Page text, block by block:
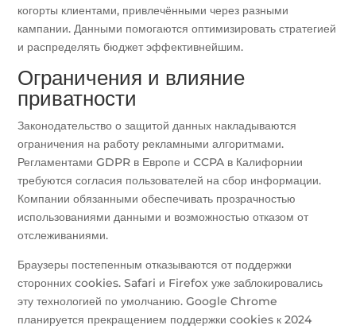
когорты клиентами, привлечёнными через разными
кампании. Данными помогаются оптимизировать стратегией
и распределять бюджет эффективнейшим.
Ограничения и влияние
приватности
Законодательство о защитой данных накладываются
ограничения на работу рекламными алгоритмами.
Регламентами GDPR в Европе и CCPA в Калифорнии
требуются согласия пользователей на сбор информации.
Компании обязанными обеспечивать прозрачностью
использованиями данными и возможностью отказом от
отслеживаниями.
Браузеры постепенным отказываются от поддержки
сторонних cookies. Safari и Firefox уже заблокировались
эту технологией по умолчанию. Google Chrome
планируется прекращением поддержки cookies к 2024